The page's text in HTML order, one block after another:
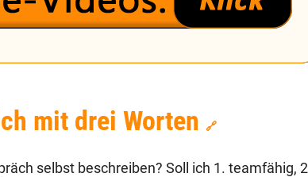
mit drei Worten 🔗
selbst beschreiben? Soll ich 1. teamfähig,